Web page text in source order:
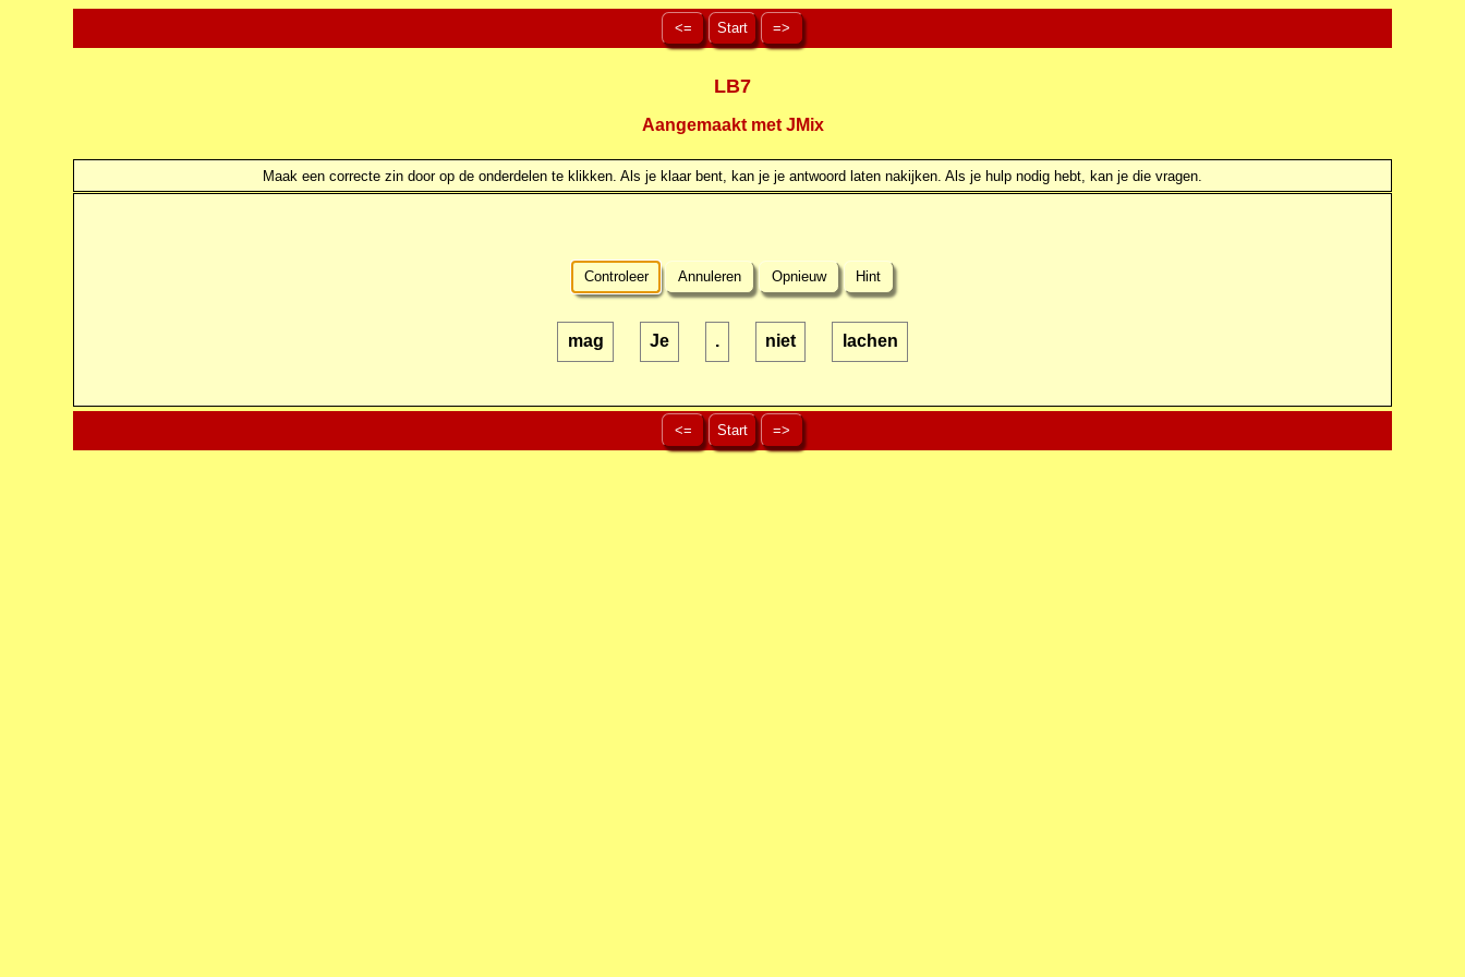
<= Start =>
LB7
Aangemaakt met JMix
Maak een correcte zin door op de onderdelen te klikken. Als je klaar bent, kan je je antwoord laten nakijken. Als je hulp nodig hebt, kan je die vragen.
Controleer Annuleren Opnieuw Hint
mag Je . niet lachen
<= Start =>